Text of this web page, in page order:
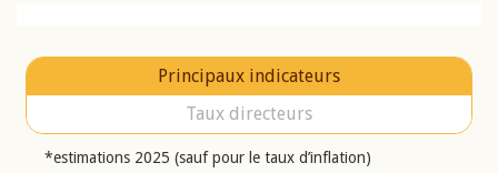
Principaux indicateurs
Taux directeurs
*estimations 2025 (sauf pour le taux d’inflation)